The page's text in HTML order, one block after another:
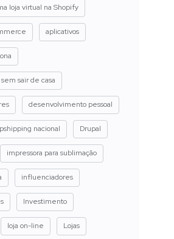
loja virtual na Shopify
aplicativos
sair de casa
desenvolvimento pessoal
nacional Drupal
impressora para sublimação
influenciadores
Investimento
loja on-line Lojas